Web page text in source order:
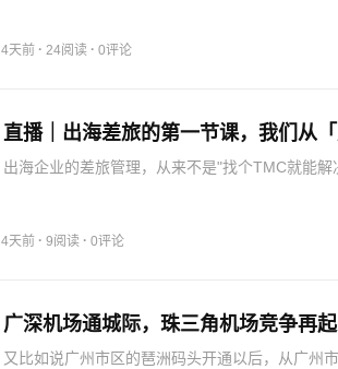
方式不断生长的体…
4天前 · 24阅读 · 0评论
直播｜出海差旅的第一节课，我们从
出海企业的差旅管理，从来不是"找个TMC就能
段差旅能…
4天前 · 9阅读 · 0评论
广深机场通城际，珠三角机场竞争再起
又比如说广州市区的琶洲码头开通以后，从广州